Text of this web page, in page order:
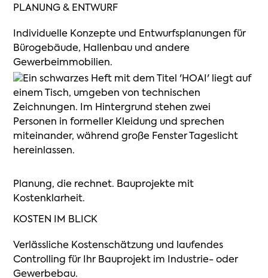
PLANUNG & ENTWURF
Individuelle Konzepte und Entwurfsplanungen für
Bürogebäude, Hallenbau und andere
Gewerbeimmobilien.
Planung, die rechnet. Bauprojekte mit
Kostenklarheit.
KOSTEN IM BLICK
Verlässliche Kostenschätzung und laufendes
Controlling für Ihr Bauprojekt im Industrie- oder
Gewerbebau.